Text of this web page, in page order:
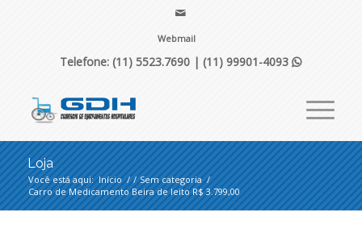
Webmail
Telefone: (11) 5523.7690 |(11) 99901-4093
Loja
Você está aqui: Início / / Sem categoria /
Carro de Medicamento Beira de leito R$ 3.799,00